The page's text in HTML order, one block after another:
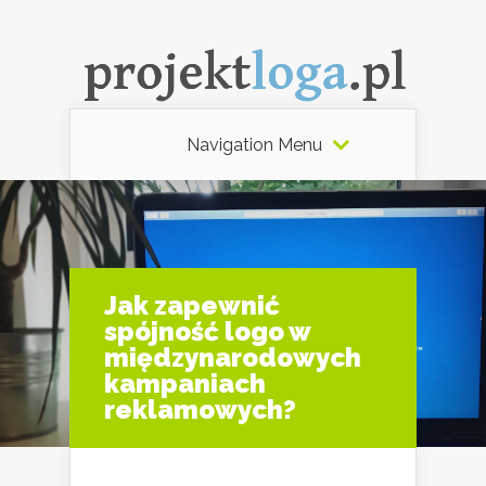
Navigation Menu
Jak zapewnić
spójność logo w
międzynarodowych
kampaniach
reklamowych?